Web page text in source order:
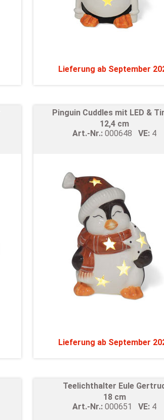
Lieferung ab September
Pinguin Cuddles mit LED &
12,4 cm
Art.-Nr.:000648VE: 4
Lieferung ab September
Teelichthalter Eule
18 cm
Art.-Nr.:000651VE: 4